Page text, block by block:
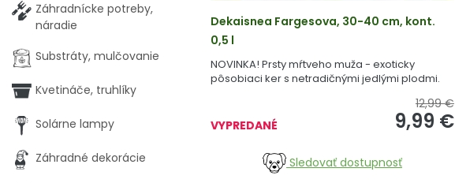
Dekaisnea Fargesova, 30-40 cm, kont.
0,5 l
NOVINKA! Prsty mŕtveho muža - exoticky
pôsobiaci ker s netradičnými jedlými plodmi.
VYPREDANÉ
12,99 €
9,99 €
Sledovať dostupnosť
Záhradnícke potreby,
náradie
Substráty, mulčovanie
Kvetináče, truhlíky
Solárne lampy
Záhradné dekorácie